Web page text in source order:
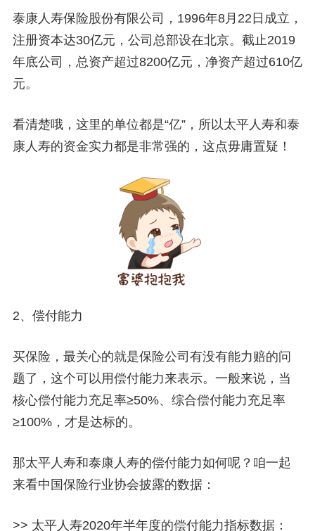
泰康人寿保险股份有限公司，1996年8月22日成立，
注册资本达30亿元，公司总部设在北京。截止2019
年底公司，总资产超过8200亿元，净资产超过610亿
元。
看清楚哦，这里的单位都是“亿”，所以太平人寿和泰
康人寿的资金实力都是非常强的，这点毋庸置疑！
2、偿付能力
买保险，最关心的就是保险公司有没有能力赔的问
题了，这个可以用偿付能力来表示。一般来说，当
核心偿付能力充足率≥50%、综合偿付能力充足率
≥100%，才是达标的。
那太平人寿和泰康人寿的偿付能力如何呢？咱一起
来看中国保险行业协会披露的数据：
>> 太平人寿2020年半年度的偿付能力指标数据：